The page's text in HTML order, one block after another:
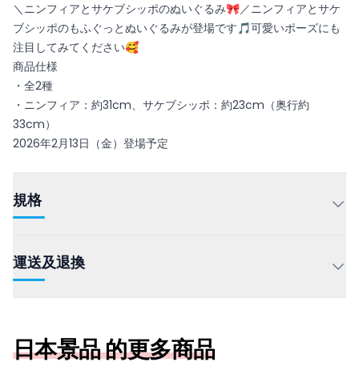
＼ニンフィアとサケブシッポのぬいぐるみ🎀／ニンフィアとサケ
ブシッポのもふぐっとぬいぐるみが登場です🎵可愛いポーズにも
注目してみてください🥰
商品仕様
・全2種
・ニンフィア：約31cm、サケブシッポ：約23cm（奥行約
33cm）
2026年2月13日（金）登場予定
規格
運送及退換
日本景品 的更多商品